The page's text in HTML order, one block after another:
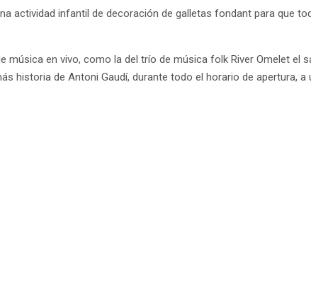
actividad infantil de decoración de galletas fondant para que
en vivo, como la del trío de música folk River Omelet el
historia de Antoni Gaudí, durante todo el horario de apertura, a